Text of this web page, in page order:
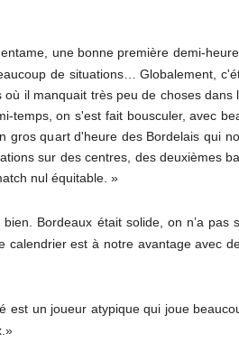
une bonne première demi-
de situations… Globalement,
il manquait très peu de choses
on s'est fait bousculer, avec
quart d'heure des Bordelais qui
sur des centres, des deuxièmes
nul équitable. »
Bordeaux était solide, on n’a
est à notre avantage avec
est un joueur atypique qui joue